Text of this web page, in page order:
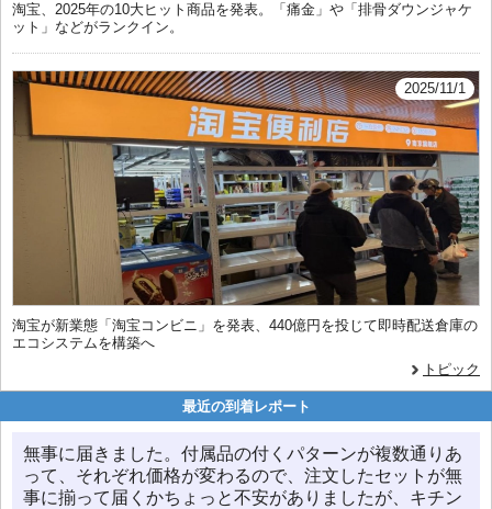
淘宝、2025年の10大ヒット商品を発表。「痛金」や「排骨ダウンジャケ
ット」などがランクイン。
2025/11/1
淘宝が新業態「淘宝コンビニ」を発表、440億円を投じて即時配送倉庫の
エコシステムを構築へ
トピック
最近の到着レポート
無事に届きました。付属品の付くパターンが複数通りあ
って、それぞれ価格が変わるので、注文したセットが無
事に揃って届くかちょっと不安がありましたが、キチン